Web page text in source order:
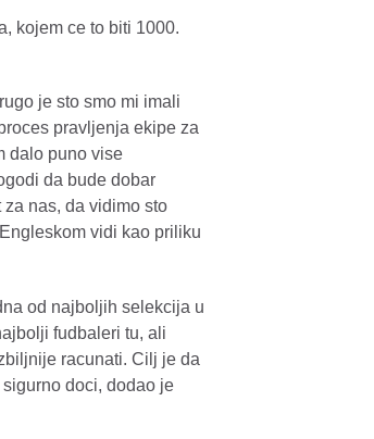
kojem ce to biti 1000.
je sto smo mi imali
pravljenja ekipe za
dalo puno vise
da bude dobar
nas, da vidimo sto
vidi kao priliku
od najboljih selekcija u
fudbaleri tu, ali
racunati. Cilj je da
doci, dodao je